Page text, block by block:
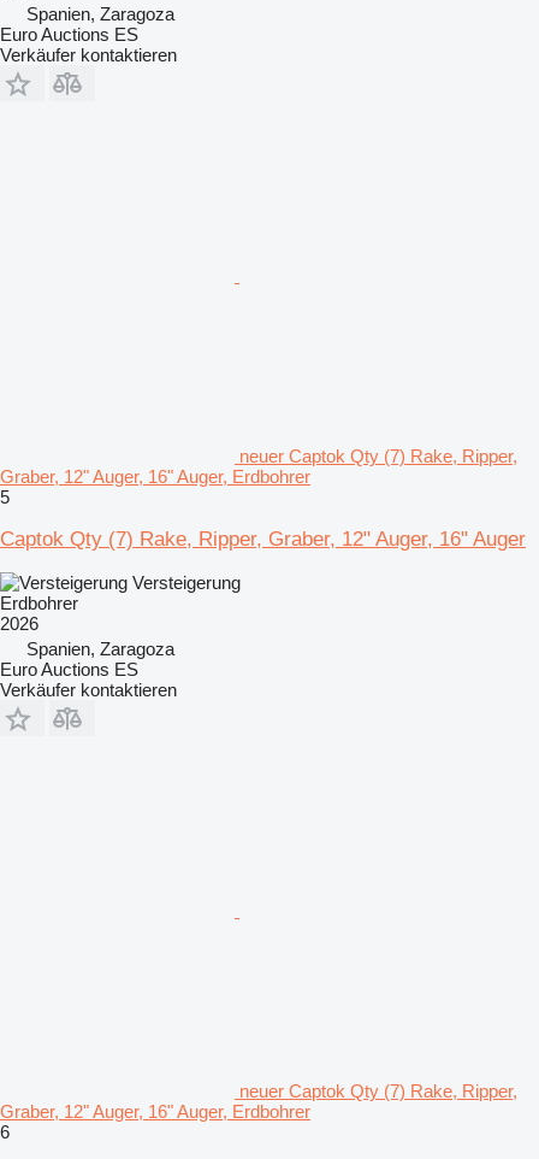
Spanien, Zaragoza
Euro Auctions ES
Verkäufer kontaktieren
neuer Captok Qty (7) Rake, Ripper,
Graber, 12" Auger, 16" Auger, Erdbohrer
5
Captok Qty (7) Rake, Ripper, Graber, 12" Auger, 16" Auger
Versteigerung
Erdbohrer
2026
Spanien, Zaragoza
Euro Auctions ES
Verkäufer kontaktieren
neuer Captok Qty (7) Rake, Ripper,
Graber, 12" Auger, 16" Auger, Erdbohrer
6